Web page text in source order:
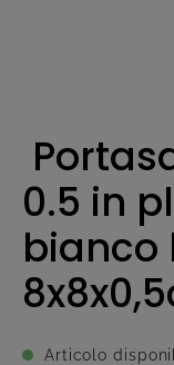
0.5 in
bianco
Articolo